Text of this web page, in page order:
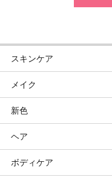
スキンケア
スキンケアトップ
ニュース
スキンケアまとめ
スキンケア診断
メイク
メイクトップ
ニュース
メイクまとめ
新色
新色トップ
クリスマスコフレ
ヘア
ヘアトップ
ボディケア